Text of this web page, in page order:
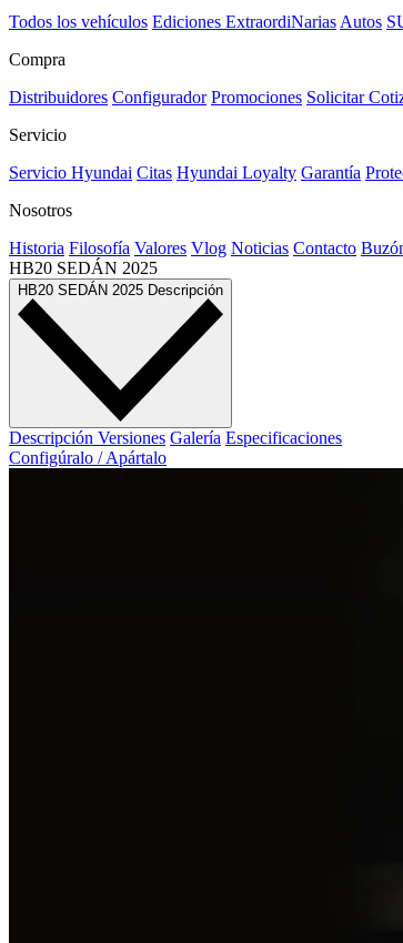
Todos los vehículos Ediciones ExtraordiNarias Autos
Compra
Distribuidores Configurador Promociones Solicitar
Servicio
Servicio Hyundai Citas Hyundai Loyalty Garantía
Nosotros
Historia Filosofía Valores Vlog Noticias Contacto
HB20 SEDÁN 2025
HB20 SEDÁN 2025 Descripción
Descripción Versiones Galería Especificaciones
Configúralo / Apártalo